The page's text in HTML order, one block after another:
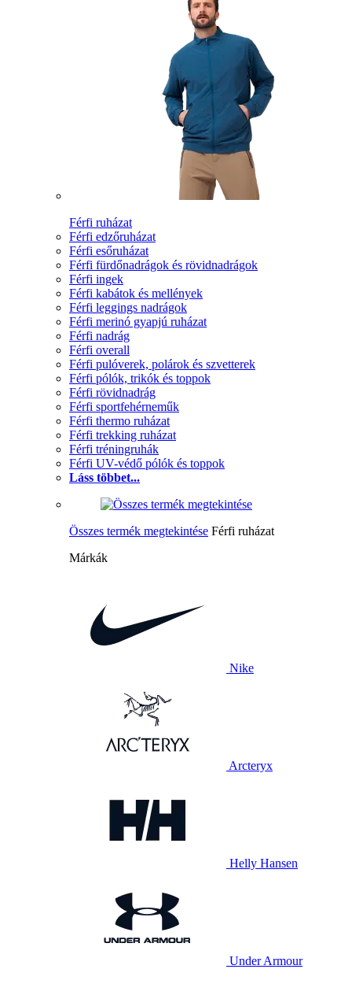
Férfi ruházat
Férfi edzőruházat
Férfi esőruházat
Férfi fürdőnadrágok és rövidnadrágok
Férfi ingek
Férfi kabátok és mellények
Férfi leggings nadrágok
Férfi merinó gyapjú ruházat
Férfi nadrág
Férfi overall
Férfi pulóverek, polárok és szvetterek
Férfi pólók, trikók és toppok
Férfi rövidnadrág
Férfi sportfehérneműk
Férfi thermo ruházat
Férfi trekking ruházat
Férfi tréningruhák
Férfi UV-védő pólók és toppok
Láss többet...
Összes termék megtekintése Férfi ruházat
Márkák
Nike
Arcteryx
Helly Hansen
Under Armour